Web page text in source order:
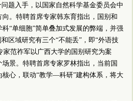
题入手，以国家自然科学基金委员会中
。特聘首席专家韩东育指出，国别和
“单细胞”简单叠加式发展的弊端，并强
区域研究有三个“不能丢”，即“外语技
家范祚军以广西大学的国别研究为案
景。特聘首席专家罗林指出，当前国
心，联动“教学—科研”建构体系，将大